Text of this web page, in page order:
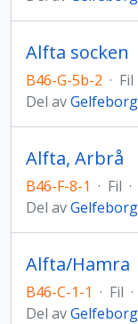
Alfta socken
B46-G-5b-2 · Fil
Del av
Alfta, Arbrå
B46-F-8-1 · Fil ·
Del av
Alfta/Hamra
B46-C-1-1 · Fil ·
Del av